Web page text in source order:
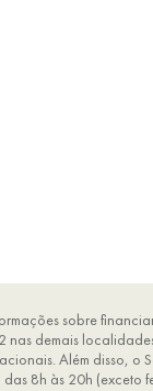
sobre
nas demais
Além disso, o
8h às 20h (exceto